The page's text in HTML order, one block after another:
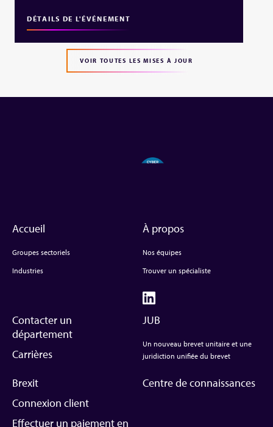
DÉTAILS DE L'ÉVÉNEMENT
VOIR TOUTES LES MISES À JOUR
Accueil
Groupes sectoriels
Industries
À propos
Nos équipes
Trouver un spécialiste
Contacter un
département
Carrières
JUB
Un nouveau brevet unitaire et une
juridiction unifiée du brevet
Brexit
Connexion client
Effectuer un paiement en
Centre de connaissances